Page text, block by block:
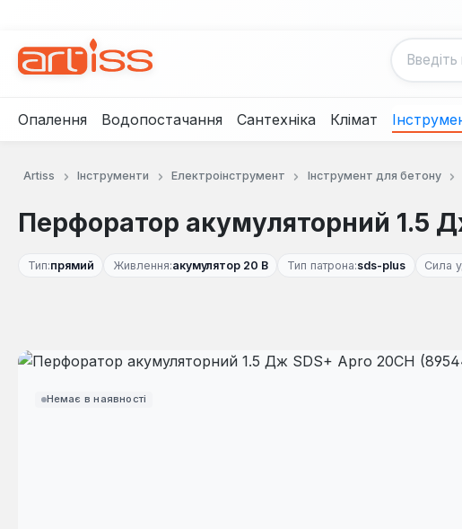
Опалення Водопостачання Сантехніка Клімат
Artiss Інструменти Електроінструмент Інструмент для бетону
Перфоратор акумуляторний 1.5
Тип:прямий Живлення:акумулятор 20 В Тип патрона:sds-plus Сила
Немає в наявності
Пропустити галерею зображень